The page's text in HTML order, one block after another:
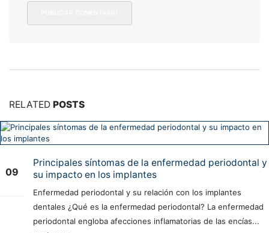
RELATED POSTS
09
Principales síntomas de la enfermedad periodontal y
su impacto en los implantes
Enfermedad periodontal y su relación con los implantes
dentales ¿Qué es la enfermedad periodontal? La enfermedad
periodontal engloba afecciones inflamatorias de las encías...